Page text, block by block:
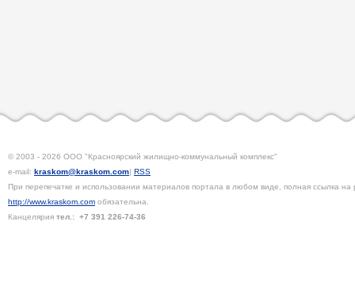
© 2003 - 2026 ООО "Красноярский жилищно-коммунальный комплекс"
e-mail: kraskom@kraskom.com| RSS
При перепечатке и использовании материалов портала в любом виде, полная ссылка на
http://www.kraskom.com обязательна.
Канцелярия тел.: +7 391 226-74-36